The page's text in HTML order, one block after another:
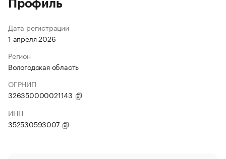
Профиль
Дата регистрации
1 апреля 2026
Регион
Вологодская область
ОГРНИП
326350000021143
ИНН
352530593007